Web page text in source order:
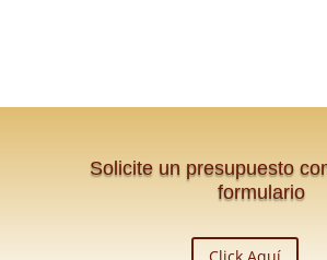
Solicite un presupuesto
formulario